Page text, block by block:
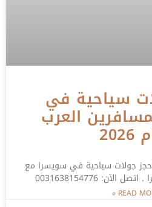
سياحية في
العرب
جولات سياحية في سويسرا مع
0031638154776
READ